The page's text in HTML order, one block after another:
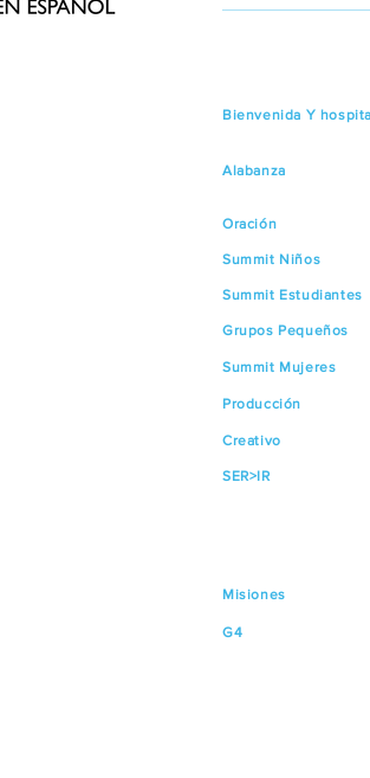
Bienvenida Y
Alabanza
Oración
Summit Niños
Summit Estudiantes
Grupos Pequeños
Summit Mujeres
Producción
Creativo
SER>IR
Misiones
G4